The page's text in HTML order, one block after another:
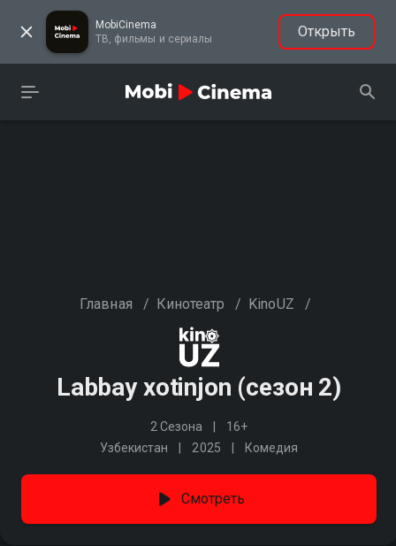
MobiCinema
ТВ, фильмы и сериалы
Открыть
Главная / Кинотеатр / KinoUZ /
Labbay xotinjon (сезон 2)
2 Сезона
16+
Узбекистан
2025 Комедия
Смотреть